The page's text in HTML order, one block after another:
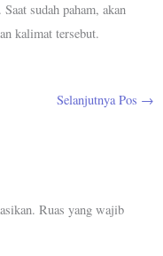
sudah paham, akan
kalimat tersebut.
Selanjutnya Pos →
Ruas yang wajib